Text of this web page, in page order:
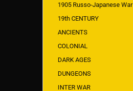
1905 Russo-Japanese War
19th CENTURY
ANCIENTS
COLONIAL
DARK AGES
DUNGEONS
INTER WAR